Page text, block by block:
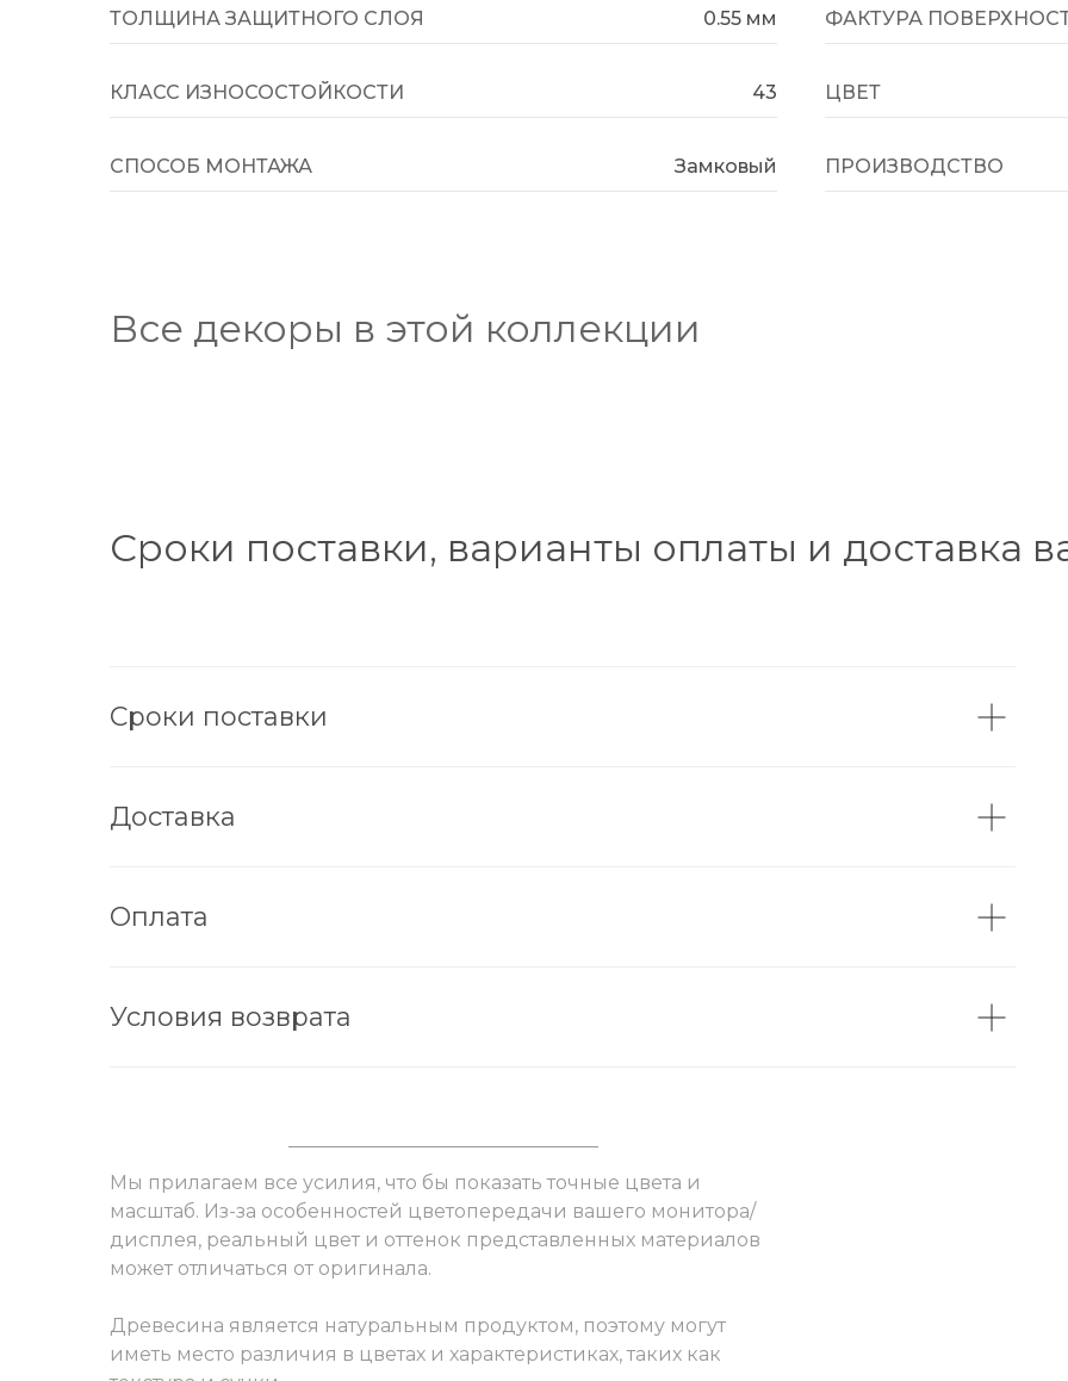
ТОЛЩИНА ЗАЩИТНОГО СЛОЯ 0.55 мм
КЛАСС ИЗНОСОСТОЙКОСТИ 43
СПОСОБ МОНТАЖА Замковый
ФАКТУРА
ЦВЕТ
ПРОИЗВОДСТВО
Все декоры в этой коллекции
Сроки поставки, варианты оплаты и доставка
Сроки поставки
Доставка
Оплата
Условия возврата
Мы прилагаем все усилия, что бы показать точные цвета и
масштаб. Из-за особенностей цветопередачи вашего монитора/
дисплея, реальный цвет и оттенок представленных материалов
может отличаться от оригинала.
Древесина является натуральным продуктом, поэтому могут
иметь место различия в цветах и характеристиках, таких как